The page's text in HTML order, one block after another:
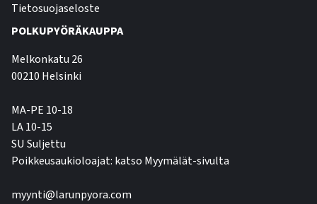
Tietosuojaseloste
POLKUPYÖRÄKAUPPA
Melkonkatu 26
00210 Helsinki
MA-PE 10-18
LA 10-15
SU Suljettu
Poikkeusaukioloajat: katso Myymälät-sivulta
myynti@larunpyora.com